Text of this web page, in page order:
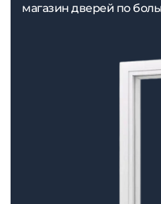
магазин дверей по